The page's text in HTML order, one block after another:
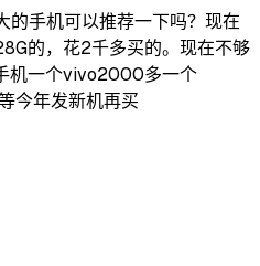
手机可以推荐一下吗？现在
的，花2千多买的。现在不够
机一个vivo2000多一个
今年发新机再买